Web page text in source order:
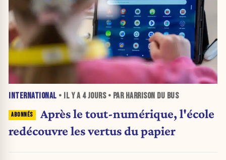
INTERNATIONAL • IL Y A 4 JOURS• PAR HARRISON DU BUS
Après le tout-numérique, l'école
redécouvre les vertus du papier